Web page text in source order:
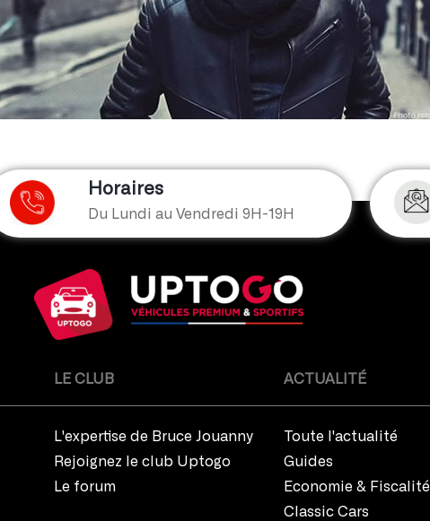
Horaires
Du Lundi au Vendredi 9H-19H
LE CLUB
L'expertise de Bruce Jouanny
Rejoignez le club Uptogo
Le forum
ACTUALITÉ
Toute l'actualité
Guides
Economie & Fiscalité
Classic Cars